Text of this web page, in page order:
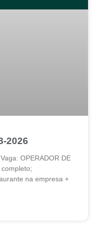
2026
OPERADOR DE
na empresa +